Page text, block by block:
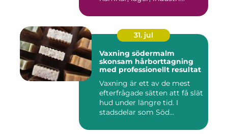
31. jul
Vaxning södermalm
skonsam hårborttagning
med professionellt resultat
Vaxning är ett av de mest
efterfrågade sätten att få slät
hud under längre tid. I
stadsdelar som Söd...